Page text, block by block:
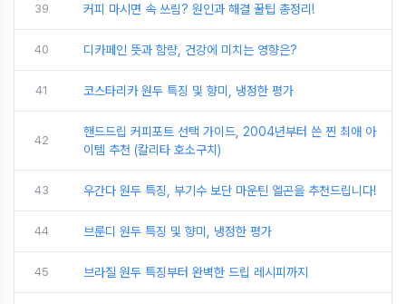
39 커피 마시면 속 쓰림? 원인과 해결 꿀팁 총정리!
40 디카페인 뜻과 함량, 건강에 미치는 영향은?
41 코스타리카 원두 특징 및 향미, 냉정한 평가
42
핸드드립 커피포트 선택 가이드, 2004년부터 쓴 찐 최애 아
이템 추천 (칼리타 호소구치)
43 우간다 원두 특징, 부기수 보단 마운틴 엘곤을 추천드립니다!
44 브룬디 원두 특징 및 향미, 냉정한 평가
45 브라질 원두 특징부터 완벽한 드립 레시피까지